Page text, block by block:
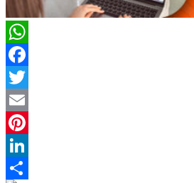
WhatsApp
Facebook
Twitter
Email
Pinterest
LinkedIn